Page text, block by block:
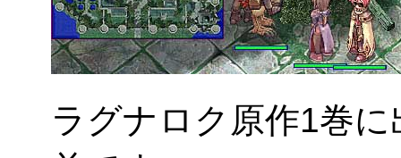
ラグナロク原作1巻